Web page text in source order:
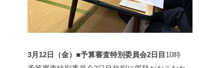
3月12日（金）■予算審査特別委員会2日目 10時